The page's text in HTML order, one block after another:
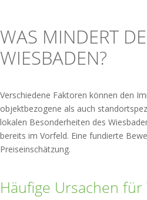
WAS MINDERT
WIESBADEN?
Verschiedene Faktoren können den
objektbezogene als auch
lokalen Besonderheiten des
bereits im Vorfeld. Eine fundierte
Preiseinschätzung.
Häufige Ursachen